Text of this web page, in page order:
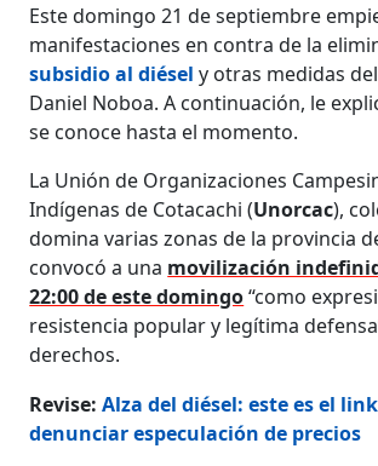
Este domingo 21 de septiembre
manifestaciones en contra de la
subsidio al diésel y otras medidas
Daniel Noboa. A continuación, le
se conoce hasta el momento.
La Unión de Organizaciones
Indígenas de Cotacachi (Unorcac),
domina varias zonas de la provincia
convocó a una movilización
22:00 de este domingo“como
resistencia popular y legítima
derechos.
Revise:Alza del diésel: este es el
denunciar especulación de precios